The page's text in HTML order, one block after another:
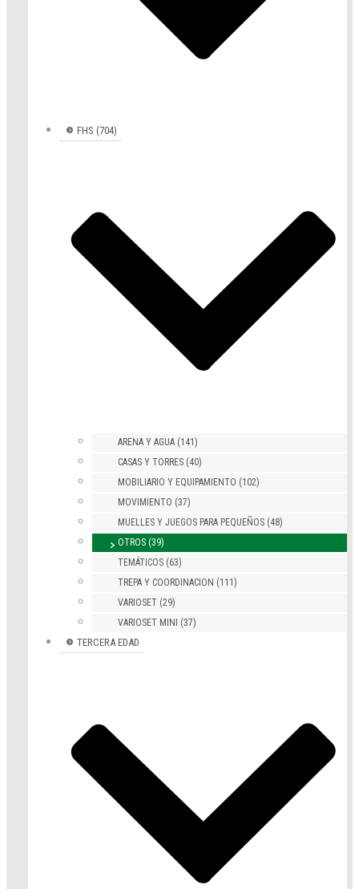
FHS (704)
ARENA Y AGUA (141)
CASAS Y TORRES (40)
MOBILIARIO Y EQUIPAMIENTO (102)
MOVIMIENTO (37)
MUELLES Y JUEGOS PARA PEQUEÑOS (48)
OTROS (39)
TEMÁTICOS (63)
TREPA Y COORDINACION (111)
VARIOSET (29)
VARIOSET MINI (37)
TERCERA EDAD